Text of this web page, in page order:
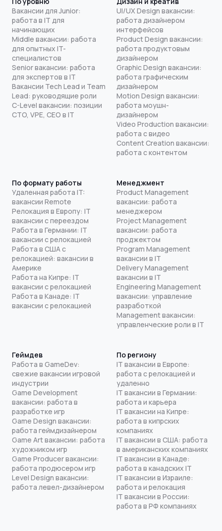
Вакансии для Junior:
работа в IT для
начинающих
Middle вакансии: работа
для опытных IT-
специалистов
Senior вакансии: работа
для экспертов в IT
Вакансии Tech Lead и Team
Lead: руководящие роли
C-Level вакансии: позиции
CTO, VPE, CEO в IT
UI/UX Design вакансии:
работа дизайнером
интерфейсов
Product Design вакансии:
работа продуктовым
дизайнером
Graphic Design вакансии:
работа графическим
дизайнером
Motion Design вакансии:
работа моушн-
дизайнером
Video Production вакансии:
работа с видео
Content Creation вакансии:
работа с контентом
По формату работы
Удаленная работа IT:
вакансии Remote
Релокация в Европу: IT
вакансии с переездом
Работа в Германии: IT
вакансии с релокацией
Работа в США с
релокацией: вакансии в
Америке
Работа на Кипре: IT
вакансии с релокацией
Работа в Канаде: IT
вакансии с релокацией
Менеджмент
Product Management
вакансии: работа
менеджером
Project Management
вакансии: работа
проджектом
Program Management
вакансии в IT
Delivery Management
вакансии в IT
Engineering Management
вакансии: управление
разработкой
Management вакансии:
управленческие роли в IT
Геймдев
Работа в GameDev:
свежие вакансии игровой
индустрии
Game Development
вакансии: работа в
разработке игр
Game Design вакансии:
работа геймдизайнером
Game Art вакансии: работа
художником игр
Game Producer вакансии:
работа продюсером игр
Level Design вакансии:
работа левел-дизайнером
По региону
IT вакансии в Европе:
работа с релокацией и
удаленно
IT вакансии в Германии:
работа и карьера
IT вакансии на Кипре:
работа в кипрских
компаниях
IT вакансии в США: работа
в американских компаниях
IT вакансии в Канаде:
работа в канадских IT
IT вакансии в Израиле:
работа и релокация
IT вакансии в России:
работа в РФ компаниях